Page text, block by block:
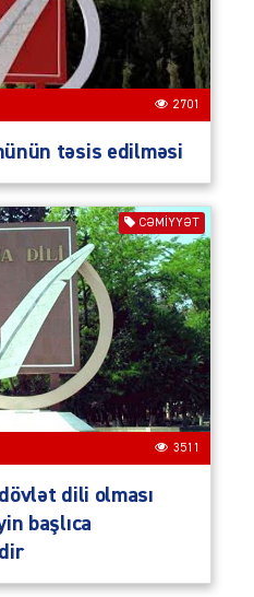
2701
təsis edilməsi
CƏMIYYƏT
3511
dili olması
başlıca